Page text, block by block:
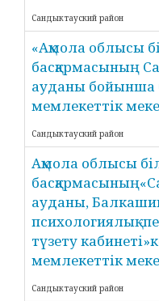
Сандыктауский район
«Ақмола облысы
басқармасының
ауданы бойынша
мемлекеттік
Сандыктауский район
Ақмола облысы
ауданы,
психологиялық -
түзету
мемлекеттік
Сандыктауский район